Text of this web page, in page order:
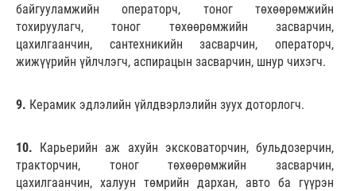
байгууламжийн операторч, тоног төхөөрөмжийн
тохируулагч, тоног төхөөрөмжийн засварчин,
цахилгаанчин, сантехникийн засварчин, операторч,
жижүүрийн үйлчлэгч, аспирацын засварчин, шнур чихэгч.
9. Керамик эдлэлийн үйлдвэрлэлийн зуух доторлогч.
10. Карьерийн аж ахуйн эксковаторчин, бульдозерчин,
тракторчин, тоног төхөөрөмжийн засварчин,
цахилгаанчин, халуун төмрийн дархан, авто ба гүүрэн